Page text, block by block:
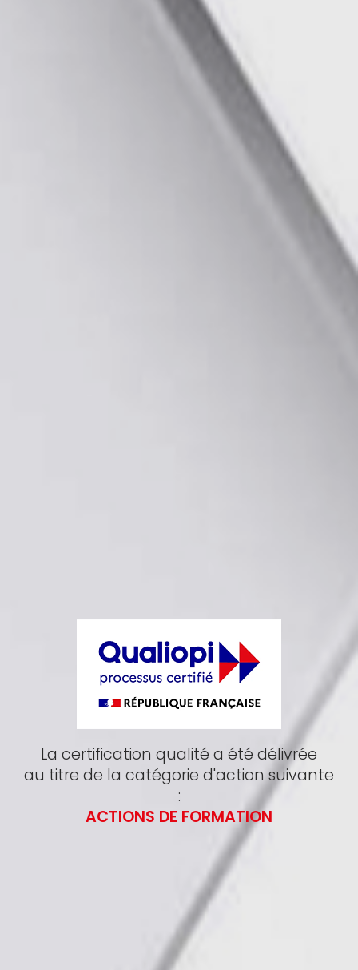
La certification qualité a été délivrée
au titre de la catégorie d'action suivante
:
ACTIONS DE FORMATION